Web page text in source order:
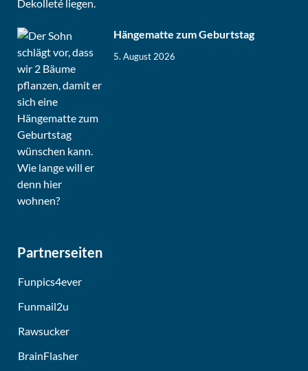
Hängematte zum Geburtstag
5. August 2026
Partnerseiten
Funpics4ever
Funmail2u
Rawsucker
BrainFlasher